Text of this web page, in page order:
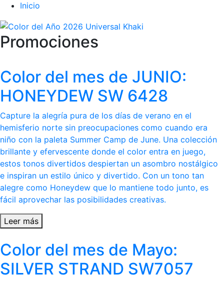
Inicio
Promociones
Color del mes de JUNIO:
HONEYDEW SW 6428
Capture la alegría pura de los días de verano en el
hemisferio norte sin preocupaciones como cuando era
niño con la paleta Summer Camp de June. Una colección
brillante y efervescente donde el color entra en juego,
estos tonos divertidos despiertan un asombro nostálgico
e inspiran un estilo único y divertido. Con un tono tan
alegre como Honeydew que lo mantiene todo junto, es
fácil aprovechar las posibilidades creativas.
Leer más
Color del mes de Mayo:
SILVER STRAND SW7057